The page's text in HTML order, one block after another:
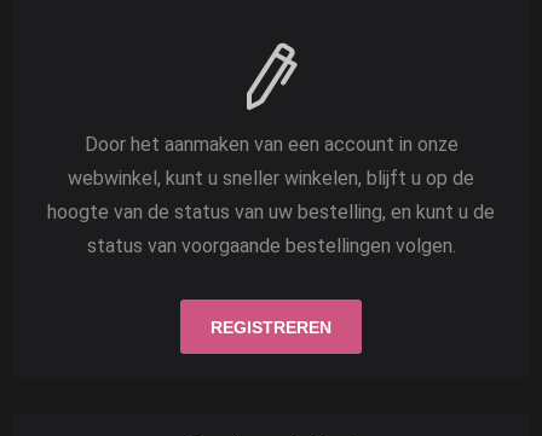
Door het aanmaken van een account in onze
webwinkel, kunt u sneller winkelen, blijft u op de
hoogte van de status van uw bestelling, en kunt u de
status van voorgaande bestellingen volgen.